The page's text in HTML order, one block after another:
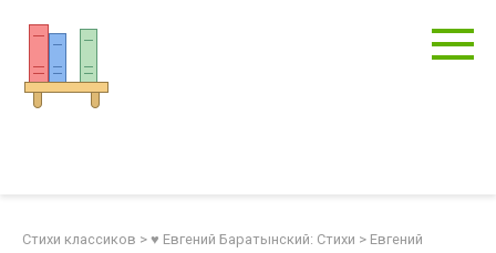
контенту
Стихи классиков > ♥ Евгений Баратынский: Стихи > Евгений